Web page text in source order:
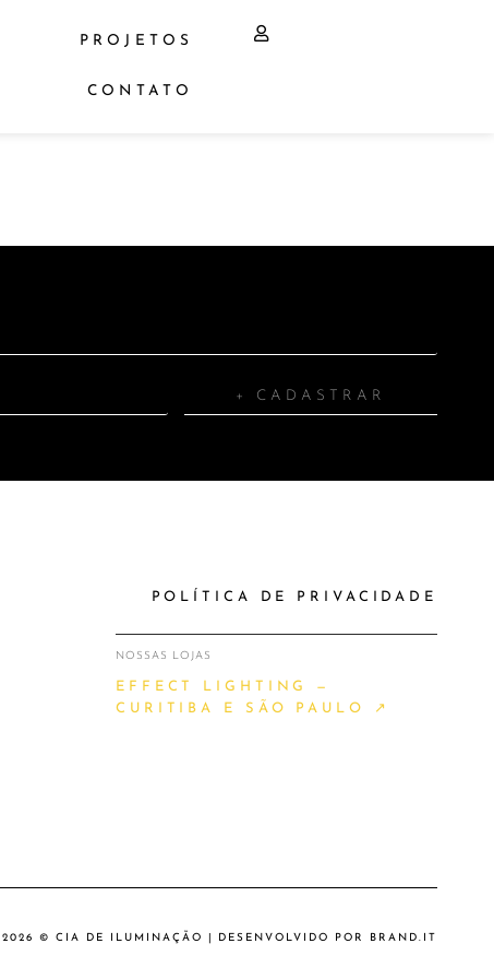
PROJETOS
CONTATO
+ CADASTRAR
POLÍTICA DE PRIVACIDADE
NOSSAS LOJAS
EFFECT LIGHTING —
CURITIBA E SÃO PAULO ↗
2026 © CIA DE ILUMINAÇÃO | DESENVOLVIDO POR BRAND.IT